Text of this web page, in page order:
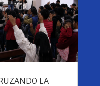
LA